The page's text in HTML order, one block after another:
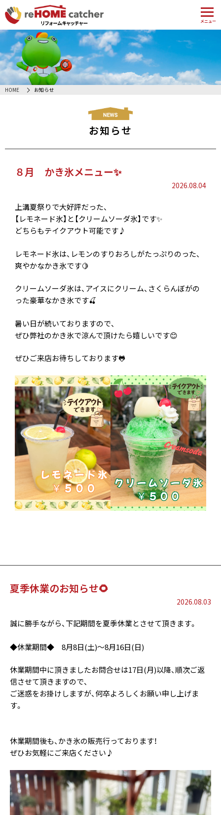
メニュー
HOME お知らせ
お知らせ
８月 かき氷メニュー✨
2026.08.04
上溝夏祭りで大好評だった、
【レモネード氷】と【クリームソーダ氷】です✨️
どちらもテイクアウト可能です♪
レモネード氷は、レモンのすりおろしがたっぷりのった、
爽やかなかき氷です🍋
クリームソーダ氷は、アイスにクリーム、さくらんぼがの
った豪華なかき氷です🍒
暑い日が続いておりますので、
ぜひ弊社のかき氷で涼んで頂けたら嬉しいです😊
ぜひご来店お待ちしております🐸
夏季休業のお知らせ🌻
2026.08.03
誠に勝手ながら、下記期間を夏季休業とさせて頂きます。
◆休業期間◆ 8月8日(土)～8月16日(日)
休業期間中に頂きましたお問合せは17日(月)以降、順次ご返
信させて頂きますので、
ご迷惑をお掛けしますが、何卒よろしくお願い申し上げま
す。
休業期間後も、かき氷の販売行っております！
ぜひお気軽にご来店ください♪